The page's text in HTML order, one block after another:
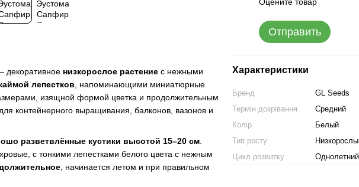
декоративное низкорослое растение с нежными
лепестков , напоминающими миниатюрные
изящной формой цветка и продолжительным
контейнерного выращивания, балконов, вазонов и
разветвлённые кустики высотой 15–20 см.
с тонкими лепестками белого цвета с нежным
, начинается летом и при правильном
Отправить
Характеристики
Бренд
GL Seeds
Термін дозрівання
Средний
Колір
Белый
Тип росту
Цикл розвитку
Однолетний